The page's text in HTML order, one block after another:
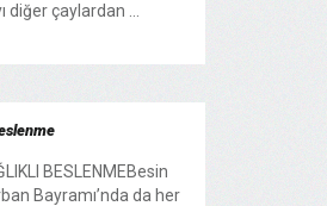
çaylardan ...
BESLENMEBesin
Bayramı’nda da her